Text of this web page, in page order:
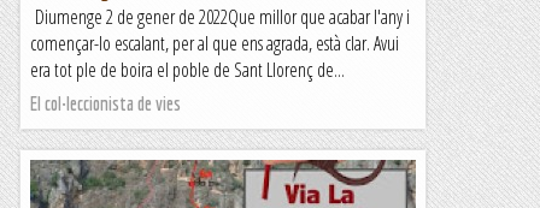
Diumenge 2 de gener de 2022Que millor que acabar l'any i
començar-lo escalant, per al que ens agrada, està clar. Avui
era tot ple de boira el poble de Sant Llorenç de...
El col·leccionista de vies